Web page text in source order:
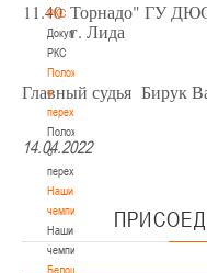
РКС
Документы
РКС
Положение
о
переходах
Положение
о
переходах
Наши
чемпионы
Наши
чемпионы
Белошапко
11.40Торнадо" ГУ
г. Лида
Главный судья Бирук
14.04.2022